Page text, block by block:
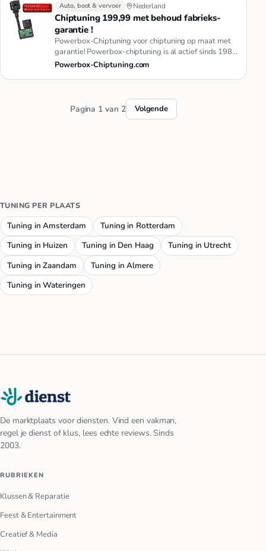
Auto, boot & vervoer Nederland
Chiptuning 199,99 met behoud fabrieks-
garantie !
Powerbox-Chiptuning voor chiptuning op maat met
garantie! Powerbox-chiptuning is al actief sinds 1989
met tuning. Wij we…
Powerbox-Chiptuning.com
Pagina 1 van 2 Volgende
TUNING PER PLAATS
Tuning in Amsterdam
Tuning in Rotterdam
Tuning in Huizen
Tuning in Den Haag
Tuning in Utrecht
Tuning in Zaandam
Tuning in Almere
Tuning in Wateringen
De marktplaats voor diensten. Vind een vakman,
regel je dienst of klus, lees echte reviews. Sinds
2003.
RUBRIEKEN
Klussen & Reparatie
Feest & Entertainment
Creatief & Media